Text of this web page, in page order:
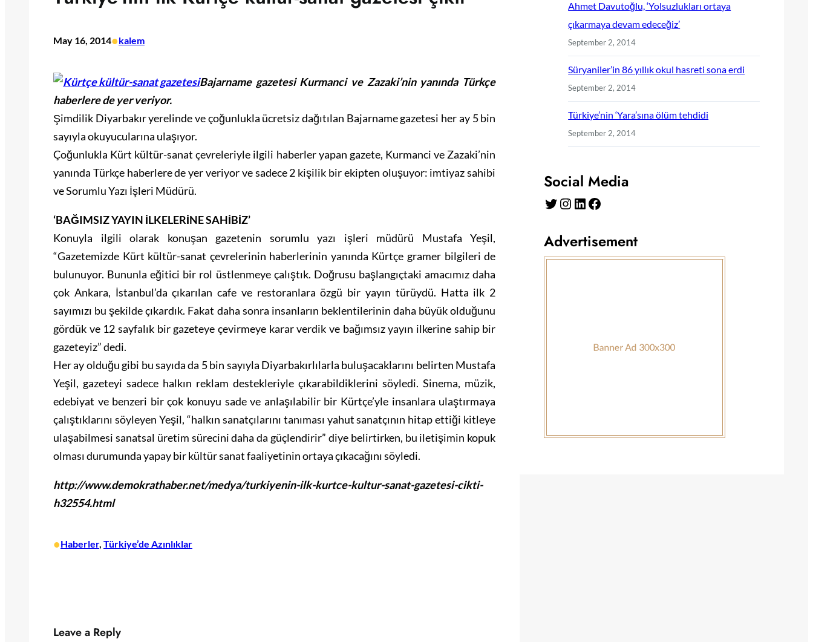
May 16, 2014•kalem
Bajarname gazetesi Kurmanci ve Zazaki’nin yanında Türkçe
haberlere de yer veriyor.
Şimdilik Diyarbakır yerelinde ve çoğunlukla ücretsiz dağıtılan Bajarname gazetesi her ay 5 bin
sayıyla okuyucularına ulaşıyor.
Çoğunlukla Kürt kültür-sanat çevreleriyle ilgili haberler yapan gazete, Kurmanci ve Zazaki’nin
yanında Türkçe haberlere de yer veriyor ve sadece 2 kişilik bir ekipten oluşuyor: imtiyaz sahibi
ve Sorumlu Yazı İşleri Müdürü.
‘BAĞIMSIZ YAYIN İLKELERİNE SAHİBİZ’
Konuyla ilgili olarak konuşan gazetenin sorumlu yazı işleri müdürü Mustafa Yeşil,
“Gazetemizde Kürt kültür-sanat çevrelerinin haberlerinin yanında Kürtçe gramer bilgileri de
bulunuyor. Bununla eğitici bir rol üstlenmeye çalıştık. Doğrusu başlangıçtaki amacımız daha
çok Ankara, İstanbul’da çıkarılan cafe ve restoranlara özgü bir yayın türüydü. Hatta ilk 2
sayımızı bu şekilde çıkardık. Fakat daha sonra insanların beklentilerinin daha büyük olduğunu
gördük ve 12 sayfalık bir gazeteye çevirmeye karar verdik ve bağımsız yayın ilkerine sahip bir
gazeteyiz” dedi.
Her ay olduğu gibi bu sayıda da 5 bin sayıyla Diyarbakırlılarla buluşacaklarını belirten Mustafa
Yeşil, gazeteyi sadece halkın reklam destekleriyle çıkarabildiklerini söyledi. Sinema, müzik,
edebiyat ve benzeri bir çok konuyu sade ve anlaşılabilir bir Kürtçe’yle insanlara ulaştırmaya
çalıştıklarını söyleyen Yeşil, “halkın sanatçılarını tanıması yahut sanatçının hitap ettiği kitleye
ulaşabilmesi sanatsal üretim sürecini daha da güçlendirir” diye belirtirken, bu iletişimin kopuk
olması durumunda yapay bir kültür sanat faaliyetinin ortaya çıkacağını söyledi.
http://www.demokrathaber.net/medya/turkiyenin-ilk-kurtce-kultur-sanat-gazetesi-cikti-
h32554.html
•Haberler, Türkiye’de Azınlıklar
Leave a Reply
Ahmet Davutoğlu, ‘Yolsuzlukları ortaya
çıkarmaya devam edeceğiz’
September 2, 2014
Süryaniler’in 86 yıllık okul hasreti sona erdi
September 2, 2014
Türkiye’nin ‘Yara’sına ölüm tehdidi
September 2, 2014
Social Media
Twitter Instagram LinkedIn Facebook
Advertisement